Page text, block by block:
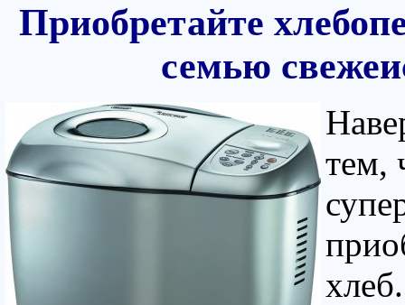
Приобретайте
семью
тем,